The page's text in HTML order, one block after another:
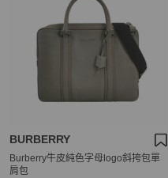
BURBERRY
Burberry牛皮純色字母logo斜挎包單
肩包